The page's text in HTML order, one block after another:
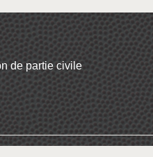
de partie civile